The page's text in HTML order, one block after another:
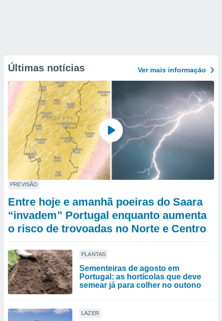
Últimas notícias Ver mais informaçāo
PREVISÃO
Entre hoje e amanhã poeiras do Saara
“invadem” Portugal enquanto aumenta
o risco de trovoadas no Norte e Centro
PLANTAS
Sementeiras de agosto em
Portugal: as hortícolas que deve
semear já para colher no outono
LAZER